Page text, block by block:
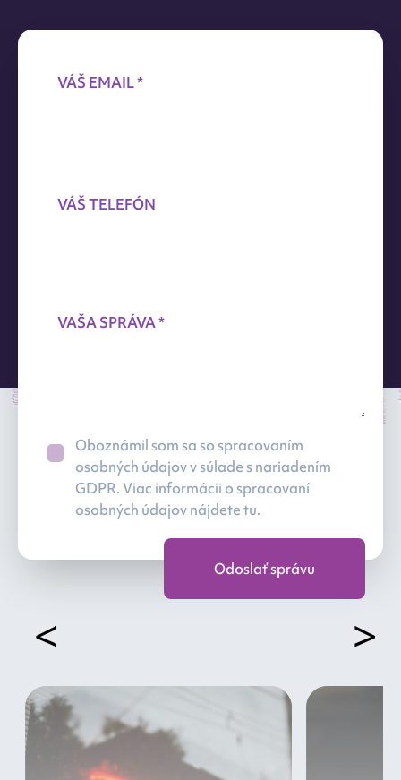
VÁŠ EMAIL *
VÁŠ TELEFÓN
VAŠA SPRÁVA *
Oboznámil som sa so spracovaním
osobných údajov v súlade s nariadením
GDPR. Viac informácii o spracovaní
osobných údajovnájdete tu.
More Law
Less problems
< >